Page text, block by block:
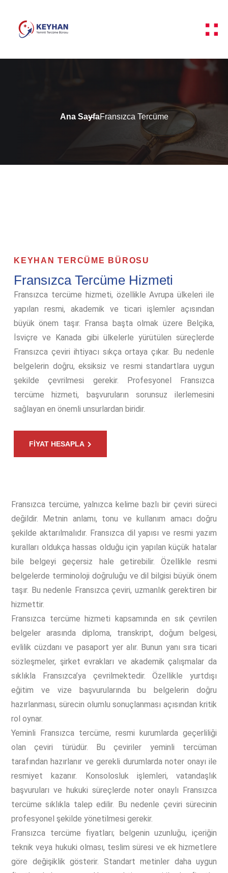
Ana SayfaFransızca Tercüme
KEYHAN TERCÜME BÜROSU
Fransızca Tercüme Hizmeti
Fransızca tercüme hizmeti, özellikle Avrupa ülkeleri ile
yapılan resmi, akademik ve ticari işlemler açısından
büyük önem taşır. Fransa başta olmak üzere Belçika,
İsviçre ve Kanada gibi ülkelerle yürütülen süreçlerde
Fransızca çeviri ihtiyacı sıkça ortaya çıkar. Bu nedenle
belgelerin doğru, eksiksiz ve resmi standartlara uygun
şekilde çevrilmesi gerekir. Profesyonel Fransızca
tercüme hizmeti, başvuruların sorunsuz ilerlemesini
sağlayan en önemli unsurlardan biridir.
FİYAT HESAPLA
Fransızca tercüme, yalnızca kelime bazlı bir çeviri süreci
değildir. Metnin anlamı, tonu ve kullanım amacı doğru
şekilde aktarılmalıdır. Fransızca dil yapısı ve resmi yazım
kuralları oldukça hassas olduğu için yapılan küçük hatalar
bile belgeyi geçersiz hale getirebilir. Özellikle resmi
belgelerde terminoloji doğruluğu ve dil bilgisi büyük önem
taşır. Bu nedenle Fransızca çeviri, uzmanlık gerektiren bir
hizmettir.
Fransızca tercüme hizmeti kapsamında en sık çevrilen
belgeler arasında diploma, transkript, doğum belgesi,
evlilik cüzdanı ve pasaport yer alır. Bunun yanı sıra ticari
sözleşmeler, şirket evrakları ve akademik çalışmalar da
sıklıkla Fransızca’ya çevrilmektedir. Özellikle yurtdışı
eğitim ve vize başvurularında bu belgelerin doğru
hazırlanması, sürecin olumlu sonuçlanması açısından kritik
rol oynar.
Yeminli Fransızca tercüme, resmi kurumlarda geçerliliği
olan çeviri türüdür. Bu çeviriler yeminli tercüman
tarafından hazırlanır ve gerekli durumlarda noter onayı ile
resmiyet kazanır. Konsolosluk işlemleri, vatandaşlık
başvuruları ve hukuki süreçlerde noter onaylı Fransızca
tercüme sıklıkla talep edilir. Bu nedenle çeviri sürecinin
profesyonel şekilde yönetilmesi gerekir.
Fransızca tercüme fiyatları; belgenin uzunluğu, içeriğin
teknik veya hukuki olması, teslim süresi ve ek hizmetlere
göre değişiklik gösterir. Standart metinler daha uygun